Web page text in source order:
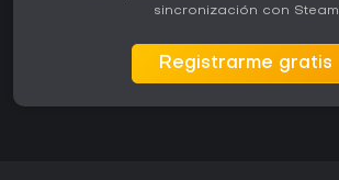
sincronización con Steam
Registrarme gratis